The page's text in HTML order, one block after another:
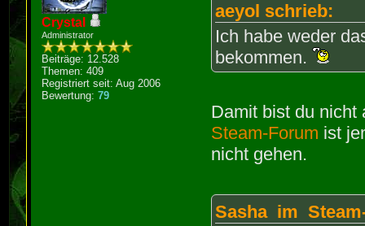
Crystal
Administrator
Beiträge: 12.528
Themen: 409
Registriert seit: Aug 2006
Bewertung:79
aeyol schrieb:
Ich habe weder
bekommen.
Damit bist du nicht
Steam-Forum ist
nicht gehen.
Sasha im